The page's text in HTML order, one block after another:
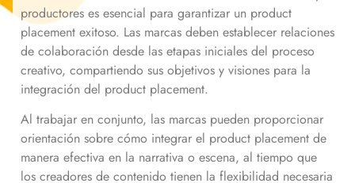
productores es esencial para garantizar un product
placement exitoso. Las marcas deben establecer relaciones
de colaboración desde las etapas iniciales del proceso
creativo, compartiendo sus objetivos y visiones para la
integración del product placement.
Al trabajar en conjunto, las marcas pueden proporcionar
orientación sobre cómo integrar el product placement de
manera efectiva en la narrativa o escena, al tiempo que
los creadores de contenido tienen la flexibilidad necesaria